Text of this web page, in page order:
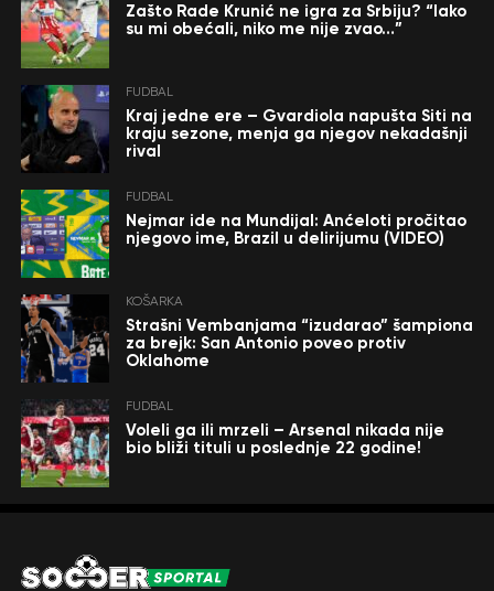
Zašto Rade Krunić ne igra za Srbiju? “Iako
su mi obećali, niko me nije zvao…”
FUDBAL
Kraj jedne ere – Gvardiola napušta Siti na
kraju sezone, menja ga njegov nekadašnji
rival
FUDBAL
Nejmar ide na Mundijal: Anćeloti pročitao
njegovo ime, Brazil u delirijumu (VIDEO)
KOŠARKA
Strašni Vembanjama “izudarao” šampiona
za brejk: San Antonio poveo protiv
Oklahome
FUDBAL
Voleli ga ili mrzeli – Arsenal nikada nije
bio bliži tituli u poslednje 22 godine!